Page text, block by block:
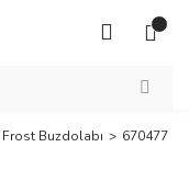
Buzdolabı 670477